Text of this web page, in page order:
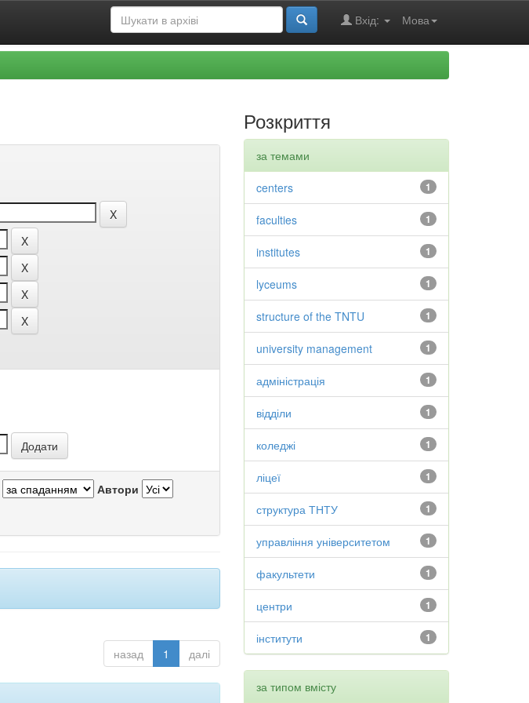
Мова
Вхід:
Автори
назад 1 далі
Розкриття
за темами
1
centers
1
faculties
1
institutes
1
lyceums
1
structure of the TNTU
1
university management
1
адміністрація
1
відділи
1
коледжі
1
ліцеї
1
структура ТНТУ
1
управління університетом
1
факультети
1
центри
1
інститути
за типом вмісту